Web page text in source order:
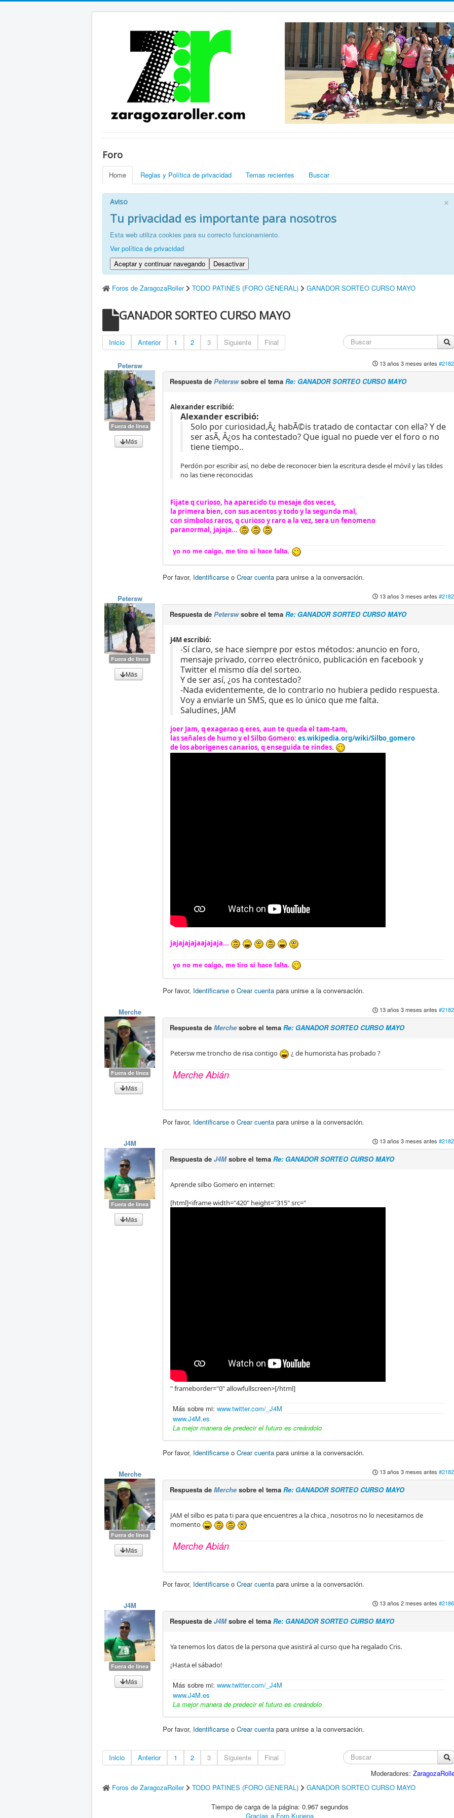
Foro
Home Reglas y Política de privacidad Temas recientes Buscar
×
Aviso
Tu privacidad es importante para nosotros
Esta web utiliza cookies para su correcto funcionamiento.
Ver política de privacidad
Aceptar y continuar navegando
Desactivar
Foros de ZaragozaRoller TODO PATINES (FORO GENERAL) GANADOR SORTEO CURSO MAYO
GANADOR SORTEO CURSO MAYO
Inicio Anterior 1 2 3 Siguiente Final
Petersw
Fuera de línea
Más
13 años 3 meses antes
Respuesta dePeterswsobre el temaRe: GANADOR SORTEO CURSO MAYO
Alexander escribió:
Alexander escribió:
Solo por curiosidad,Â¿ habÃ©is tratado de contactar con ella? Y de
ser asÃ­, Â¿os ha contestado? Que igual no puede ver el foro o no
tiene tiempo..
Perdón por escribir así, no debe de reconocer bien la escritura desde el móvil y las tildes
no las tiene reconocidas
Fijate q curioso, ha aparecido tu mesaje dos veces,
la primera bien, con sus acentos y todo y la segunda mal,
con simbolos raros, q curioso y raro a la vez, sera un fenomeno
paranormal, jajaja...
yo no me caigo, me tiro si hace falta.
Por favor, Identificarse oCrear cuenta para unirse a la conversación.
Petersw
Fuera de línea
Más
13 años 3 meses antes
Respuesta dePeterswsobre el temaRe: GANADOR SORTEO CURSO MAYO
J4M escribió:
-Sí claro, se hace siempre por estos métodos: anuncio en foro,
mensaje privado, correo electrónico, publicación en facebook y
Twitter el mismo día del sorteo.
Y de ser así, ¿os ha contestado?
-Nada evidentemente, de lo contrario no hubiera pedido respuesta.
Voy a enviarle un SMS, que es lo único que me falta.
Saludines, JAM
joer Jam, q exagerao q eres, aun te queda el tam-tam,
las señales de humo y el Silbo Gomero:es.wikipedia.org/wiki/Silbo_gomero
de los aborigenes canarios, q enseguida te rindes.
jajajajajaajajaja...
yo no me caigo, me tiro si hace falta.
Por favor, Identificarse oCrear cuenta para unirse a la conversación.
Merche
Fuera de línea
Más
13 años 3 meses antes
Respuesta deMerche sobre el temaRe: GANADOR SORTEO CURSO MAYO
Petersw me troncho de risa contigo ¿ de humorista has probado ?
Merche Abián
Por favor, Identificarse oCrear cuenta para unirse a la conversación.
J4M
Fuera de línea
Más
13 años 3 meses antes
Respuesta deJ4Msobre el temaRe: GANADOR SORTEO CURSO MAYO
Aprende silbo Gomero en internet:
[html]<iframe width="420" height="315" src="
" frameborder="0" allowfullscreen>[/html]
Más sobre mi:www.twitter.com/_J4M
www.J4M.es
La mejor manera de predecir el futuro es creándolo
Por favor, Identificarse oCrear cuenta para unirse a la conversación.
Merche
Fuera de línea
Más
13 años 3 meses antes
Respuesta deMerche sobre el temaRe: GANADOR SORTEO CURSO MAYO
JAM el silbo es pata ti para que encuentres a la chica , nosotros no lo necesitamos de
momento
Merche Abián
Por favor, Identificarse oCrear cuenta para unirse a la conversación.
J4M
Fuera de línea
Más
13 años 2 meses antes
Respuesta deJ4Msobre el temaRe: GANADOR SORTEO CURSO MAYO
Ya tenemos los datos de la persona que asistirá al curso que ha regalado Cris.
¡Hasta el sábado!
Más sobre mi:www.twitter.com/_J4M
www.J4M.es
La mejor manera de predecir el futuro es creándolo
Por favor, Identificarse oCrear cuenta para unirse a la conversación.
Inicio Anterior 1 2 3 Siguiente
Final
Moderadores:
Foros de ZaragozaRoller
TODO PATINES (FORO GENERAL)
GANADOR SORTEO CURSO MAYO
Tiempo de carga de la página: 0.967 segundos
Gracias a Foro Kunena